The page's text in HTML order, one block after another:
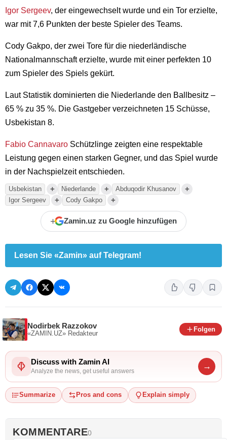
Igor Sergeev, der eingewechselt wurde und ein Tor erzielte,
war mit 7,6 Punkten der beste Spieler des Teams.
Cody Gakpo, der zwei Tore für die niederländische
Nationalmannschaft erzielte, wurde mit einer perfekten 10
zum Spieler des Spiels gekürt.
Laut Statistik dominierten die Niederlande den Ballbesitz –
65 % zu 35 %. Die Gastgeber verzeichneten 15 Schüsse,
Usbekistan 8.
Fabio Cannavaro Schützlinge zeigten eine respektable
Leistung gegen einen starken Gegner, und das Spiel wurde
in der Nachspielzeit entschieden.
Usbekistan + Niederlande + Abduqodir Khusanov +
Igor Sergeev + Cody Gakpo +
+ Zamin.uz zu Google hinzufügen
Lesen Sie «Zamin» auf Telegram!
Nodirbek Razzokov
«ZAMIN.UZ» Redakteur
Folgen
Discuss with Zamin AI
Analyze the news, get useful answers
→
Summarize Pros and cons Explain simply
KOMMENTARE0